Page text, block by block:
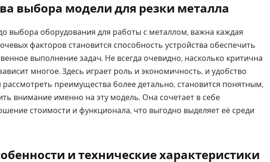
выбора модели для резки металла
выбора оборудования для работы с металлом, важна каждая
факторов становится способность устройства обеспечить
выполнение задач. Не всегда очевидно, насколько критична
многое. Здесь играет роль и экономичность, и удобство
рассмотреть преимущества более детально, становится понятным,
внимание именно на эту модель. Она сочетает в себе
стоимости и функционала, что выгодно выделяет её среди
и технические характеристики